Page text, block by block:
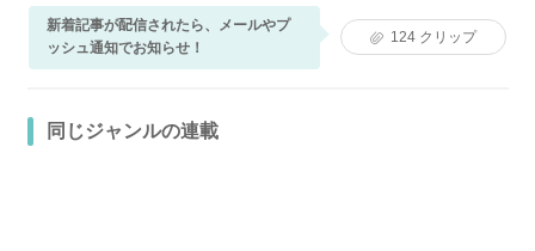
新着記事が配信されたら、メールやプ
ッシュ通知でお知らせ！
124 クリップ
同じジャンルの連載